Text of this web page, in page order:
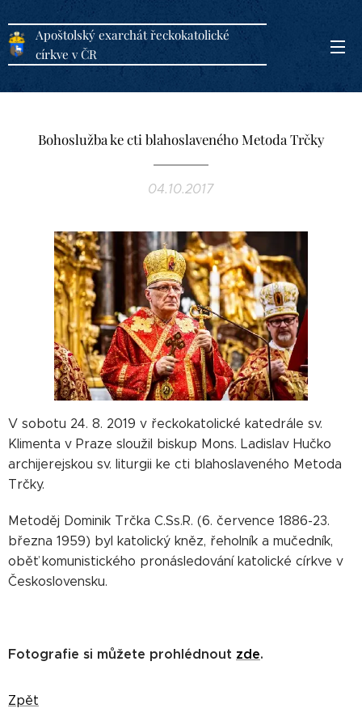
Apoštolský exarchát řeckokatolické
církve v ČR
Bohoslužba ke cti blahoslaveného Metoda Trčky
04.10.2017
V sobotu 24. 8. 2019 v řeckokatolické katedrále sv.
Klimenta v Praze sloužil biskup Mons. Ladislav Hučko
archijerejskou sv. liturgii ke cti blahoslaveného Metoda
Trčky.
Metoděj Dominik Trčka C.Ss.R. (6. července 1886-23.
března 1959) byl katolický kněz, řeholník a mučedník,
oběť komunistického pronásledování katolické církve v
Československu.
Fotografie si můžete prohlédnout zde.
Zpět